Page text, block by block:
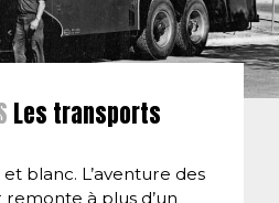
Les transports
blanc. L’aventure des
à plus d’un